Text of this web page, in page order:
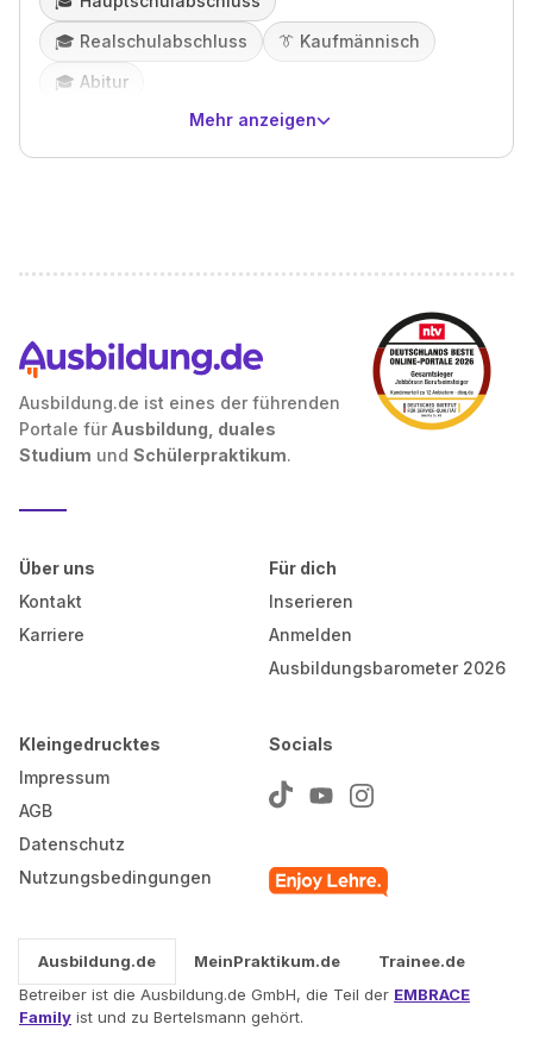
🎓️ Realschulabschluss 👔 Kaufmännisch
🎓️ Abitur
Mehr anzeigen
Ausbildung.de ist eines der führenden
Portale für Ausbildung, duales
Studium und Schülerpraktikum.
Über uns
Kontakt
Karriere
Für dich
Inserieren
Anmelden
Ausbildungsbarometer 2026
Kleingedrucktes
Impressum
AGB
Datenschutz
Nutzungsbedingungen
Socials
Ausbildung.de MeinPraktikum.de
Trainee.de
Betreiber ist die Ausbildung.de GmbH, die Teil der EMBRACE
Family ist und zu Bertelsmann gehört.